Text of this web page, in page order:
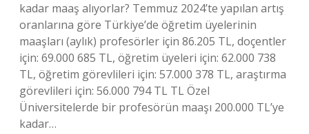
kadar maaş alıyorlar? Temmuz 2024’te yapılan artış
oranlarına göre Türkiye’de öğretim üyelerinin
maaşları (aylık) profesörler için 86.205 TL, doçentler
için: 69.000 685 TL, öğretim üyeleri için: 62.000 738
TL, öğretim görevlileri için: 57.000 378 TL, araştırma
görevlileri için: 56.000 794 TL TL Özel
Üniversitelerde bir profesörün maaşı 200.000 TL’ye
kadar…